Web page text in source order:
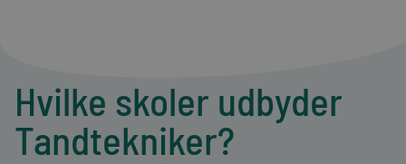
Hvilke skoler udbyder
Tandtekniker?